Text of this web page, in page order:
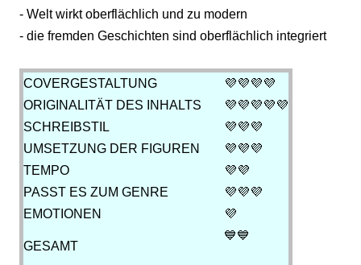
- Welt wirkt oberflächlich und zu modern
- die fremden Geschichten sind oberflächlich integriert
COVERGESTALTUNG 💜💜💜💜
ORIGINALITÄT DES INHALTS
💜💜💜💜💜
SCHREIBSTIL
💜💜💜
UMSETZUNG DER FIGUREN
💜💜💜
TEMPO
💜💜
PASST ES ZUM GENRE
💜💜💜
EMOTIONEN
💜
GESAMT
💙💙